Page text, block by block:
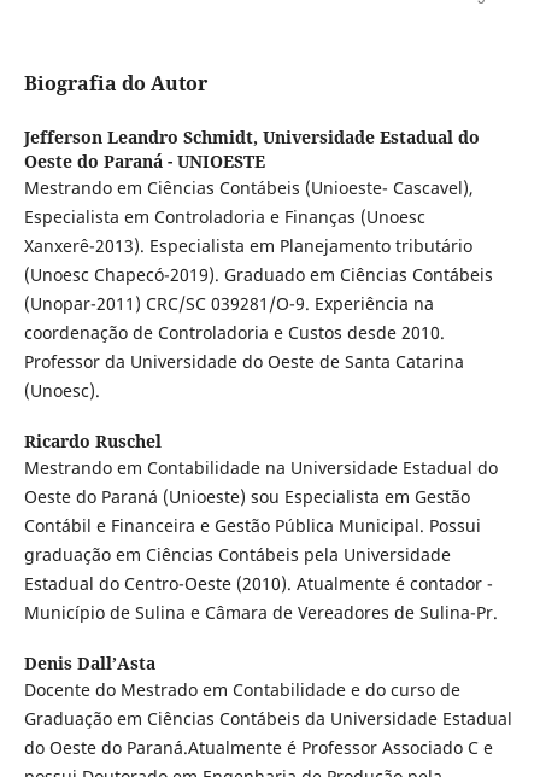
Biografia do Autor
Jefferson Leandro Schmidt, Universidade Estadual do
Oeste do Paraná - UNIOESTE
Mestrando em Ciências Contábeis (Unioeste- Cascavel),
Especialista em Controladoria e Finanças (Unoesc
Xanxerê-2013). Especialista em Planejamento tributário
(Unoesc Chapecó-2019). Graduado em Ciências Contábeis
(Unopar-2011) CRC/SC 039281/O-9. Experiência na
coordenação de Controladoria e Custos desde 2010.
Professor da Universidade do Oeste de Santa Catarina
(Unoesc).
Ricardo Ruschel
Mestrando em Contabilidade na Universidade Estadual do
Oeste do Paraná (Unioeste) sou Especialista em Gestão
Contábil e Financeira e Gestão Pública Municipal. Possui
graduação em Ciências Contábeis pela Universidade
Estadual do Centro-Oeste (2010). Atualmente é contador -
Município de Sulina e Câmara de Vereadores de Sulina-Pr.
Denis Dall’Asta
Docente do Mestrado em Contabilidade e do curso de
Graduação em Ciências Contábeis da Universidade Estadual
do Oeste do Paraná.Atualmente é Professor Associado C e